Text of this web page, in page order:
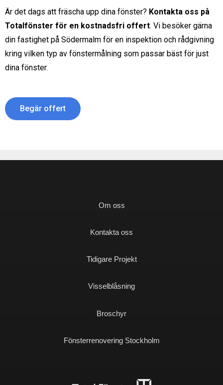
Är det dags att fräscha upp dina fönster? Kontakta oss på
Totalfönster för en kostnadsfri offert. Vi besöker gärna
din fastighet på Södermalm för en inspektion och rådgivning
kring vilken typ av fönstermålning som passar bäst för just
dina fönster.
Begär offert
Om oss
Kontakta oss
Tidigare Projekt
Visselblåsning
Broschyr
Fönsterrenovering Stockholm